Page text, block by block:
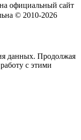
официальный сайт
© 2010-2026
данных. Продолжая
с этими